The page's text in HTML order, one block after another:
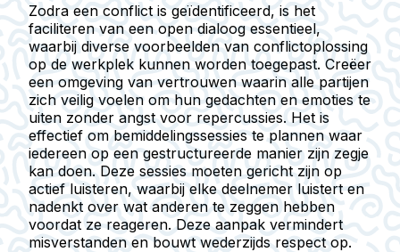
Zodra een conflict is geïdentificeerd, is het
faciliteren van een open dialoog essentieel,
waarbij diverse voorbeelden van conflictoplossing
op de werkplek kunnen worden toegepast. Creëer
een omgeving van vertrouwen waarin alle partijen
zich veilig voelen om hun gedachten en emoties te
uiten zonder angst voor repercussies. Het is
effectief om bemiddelingssessies te plannen waar
iedereen op een gestructureerde manier zijn zegje
kan doen. Deze sessies moeten gericht zijn op
actief luisteren, waarbij elke deelnemer luistert en
nadenkt over wat anderen te zeggen hebben
voordat ze reageren. Deze aanpak vermindert
misverstanden en bouwt wederzijds respect op.